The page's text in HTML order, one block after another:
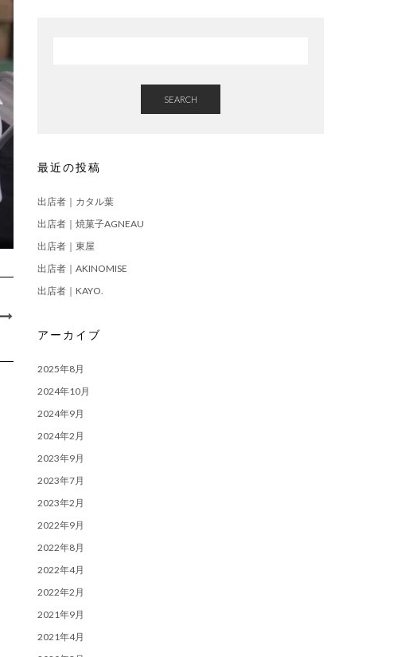
SEARCH
最近の投稿
出店者｜カタル葉
出店者｜焼菓子AGNEAU
出店者｜東屋
出店者｜AKINOMISE
出店者｜KAYO.
アーカイブ
2025年8月
2024年10月
2024年9月
2024年2月
2023年9月
2023年7月
2023年2月
2022年9月
2022年8月
2022年4月
2022年2月
2021年9月
2021年4月